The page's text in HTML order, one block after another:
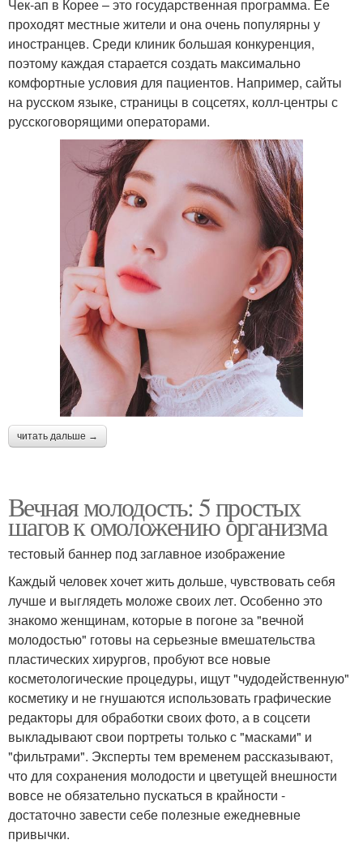
Чек-ап в Корее – это государственная программа. Ее
проходят местные жители и она очень популярны у
иностранцев. Среди клиник большая конкуренция,
поэтому каждая старается создать максимально
комфортные условия для пациентов. Например, сайты
на русском языке, страницы в соцсетях, колл-центры с
русскоговорящими операторами.
читать дальше →
Вечная молодость: 5 простых
шагов к омоложению организма
тестовый баннер под заглавное изображение
Каждый человек хочет жить дольше, чувствовать себя
лучше и выглядеть моложе своих лет. Особенно это
знакомо женщинам, которые в погоне за "вечной
молодостью" готовы на серьезные вмешательства
пластических хирургов, пробуют все новые
косметологические процедуры, ищут "чудодейственную"
косметику и не гнушаются использовать графические
редакторы для обработки своих фото, а в соцсети
выкладывают свои портреты только с "масками" и
"фильтрами". Эксперты тем временем рассказывают,
что для сохранения молодости и цветущей внешности
вовсе не обязательно пускаться в крайности -
достаточно завести себе полезные ежедневные
привычки.